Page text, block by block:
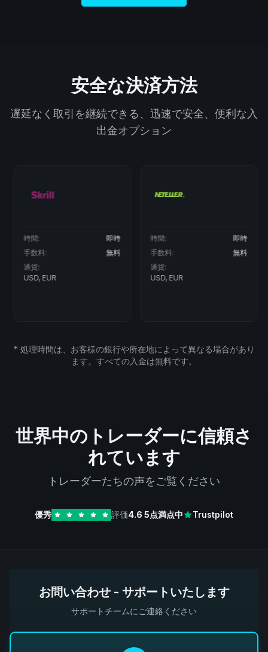
安全な決済方法
遅延なく取引を継続できる、迅速で安全、便利な入
出金オプション
時間:
即時
手数料:
無料
通貨:
USD, EUR
時間:
即時
手数料:
無料
通貨:
USD, EUR
* 処理時間は、お客様の銀行や所在地によって異なる場合があり
ます。すべての入金は無料です。
世界中のトレーダーに信頼さ
れています
トレーダーたちの声をご覧ください
優秀 評価4.6 5点満点中 Trustpilot
お問い合わせ - サポートいたします
サポートチームにご連絡ください